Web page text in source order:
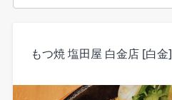
もつ焼 塩田屋 白金店 [白金]